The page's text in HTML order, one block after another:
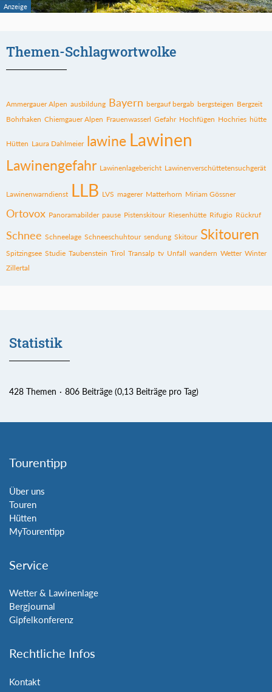
Themen-Schlagwortwolke
Ammergauer Alpen ausbildung Bayern bergauf bergab bergsteigen Bergzeit
Bohrhaken Chiemgauer Alpen Frauenwasserl Gefahr Hochfügen Hochries hütte
Hütten Laura Dahlmeier lawine Lawinen
Lawinengefahr Lawinenlagebericht Lawinenverschüttetensuchgerät
Lawinenwarndienst LLB LVS magerer Matterhorn Miriam Gössner
Ortovox Panoramabilder pause Pistenskitour Riesenhütte Rifugio Rückruf
Schnee Schneelage Schneeschuhtour sendung Skitour Skitouren
Spitzingsee Studie Taubenstein Tirol Transalp tv Unfall wandern Wetter Winter
Zillertal
Statistik
428 Themen 806 Beiträge (0,13 Beiträge pro Tag)
Tourentipp
Über uns
Touren
Hütten
MyTourentipp
Service
Wetter & Lawinenlage
Bergjournal
Gipfelkonferenz
Rechtliche Infos
Kontakt